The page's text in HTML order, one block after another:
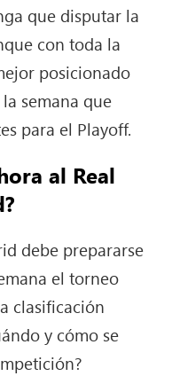
que disputar la
con toda la
posicionado
semana que
para el Playoff.
al Real
debe prepararse
el torneo
clasificación
y cómo se